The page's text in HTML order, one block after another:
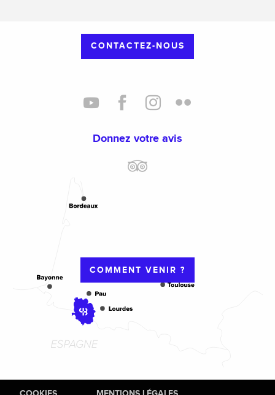
CONTACTEZ-NOUS
Donnez votre avis
COMMENT VENIR ?